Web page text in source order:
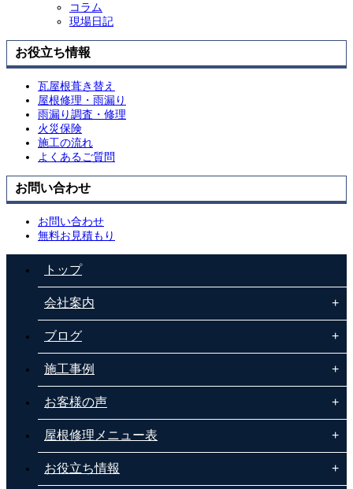
コラム
現場日記
お役立ち情報
瓦屋根葺き替え
屋根修理・雨漏り
雨漏り調査・修理
火災保険
施工の流れ
よくあるご質問
お問い合わせ
お問い合わせ
無料お見積もり
トップ
会社案内
ブログ
施工事例
お客様の声
屋根修理メニュー表
お役立ち情報